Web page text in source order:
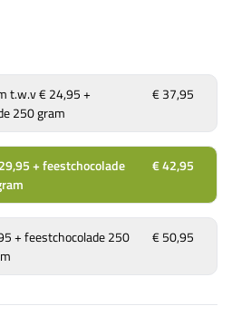
250 gram
€ 37,95
+ feestchocolade
€ 42,95
+ feestchocolade 250
€ 50,95